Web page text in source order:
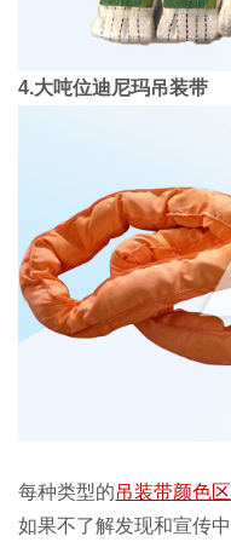
4.大吨位迪尼玛吊装带
每种类型的吊装带颜色
如果不了解发现和宣传